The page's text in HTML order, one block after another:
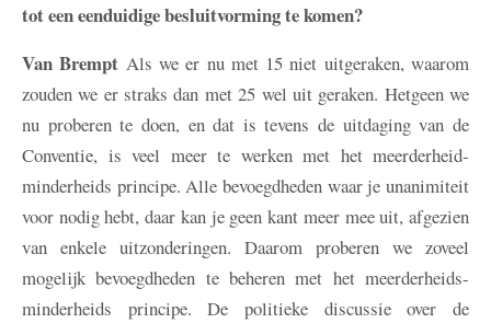
tot een eenduidige besluitvorming te komen?
Van Brempt Als we er nu met 15 niet uitgeraken, waarom
zouden we er straks dan met 25 wel uit geraken. Hetgeen we
nu proberen te doen, en dat is tevens de uitdaging van de
Conventie, is veel meer te werken met het meerderheid-
minderheids principe. Alle bevoegdheden waar je unanimiteit
voor nodig hebt, daar kan je geen kant meer mee uit, afgezien
van enkele uitzonderingen. Daarom proberen we zoveel
mogelijk bevoegdheden te beheren met het meerderheids-
minderheids principe. De politieke discussie over de